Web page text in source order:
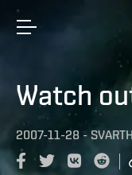
Watch
2007-11-28 -